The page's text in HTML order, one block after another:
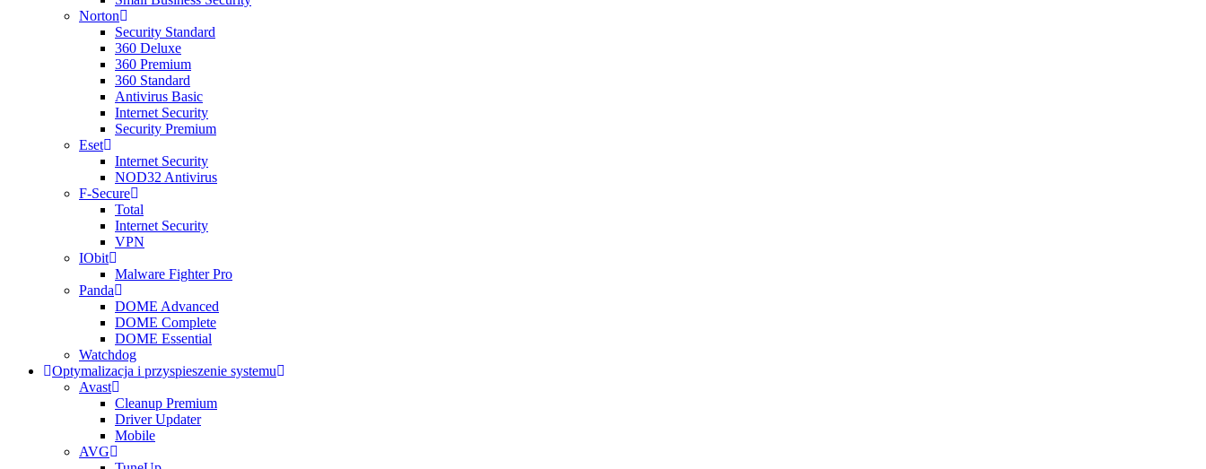
Norton
Security Standard
360 Deluxe
360 Premium
360 Standard
Antivirus Basic
Internet Security
Security Premium
Eset
Internet Security
NOD32 Antivirus
F-Secure
Total
Internet Security
VPN
IObit
Malware Fighter Pro
Panda
DOME Advanced
DOME Complete
DOME Essential
Watchdog
Optymalizacja i przyspieszenie systemu
Avast
Cleanup Premium
Driver Updater
Mobile
AVG